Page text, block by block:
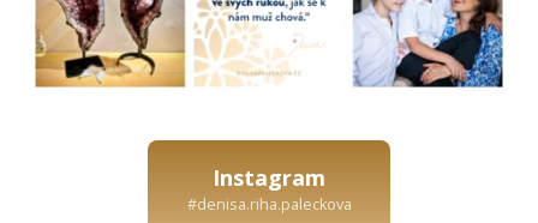
Instagram
#denisa.riha.paleckova